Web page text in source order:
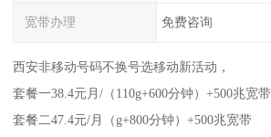
宽带办理 免费咨询
西安非移动号码不换号选移动新活动，
套餐一38.4元月/（110g+600分钟）+500兆宽带
套餐二47.4元/月（g+800分钟）+500兆宽带